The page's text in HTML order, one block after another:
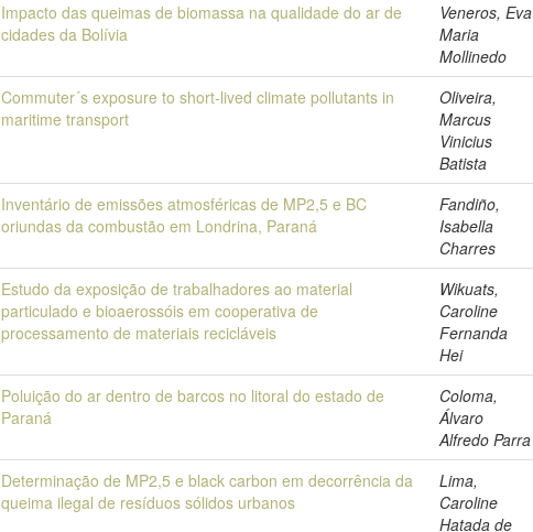
Impacto das queimas de biomassa na qualidade do ar de
cidades da Bolívia
Veneros, Eva
Maria
Mollinedo
Commuter´s exposure to short-lived climate pollutants in
maritime transport
Oliveira,
Marcus
Vinicius
Batista
Inventário de emissões atmosféricas de MP2,5 e BC
oriundas da combustão em Londrina, Paraná
Fandiño,
Isabella
Charres
Estudo da exposição de trabalhadores ao material
particulado e bioaerossóis em cooperativa de
processamento de materiais recicláveis
Wikuats,
Caroline
Fernanda
Hei
Poluição do ar dentro de barcos no litoral do estado de
Paraná
Coloma,
Álvaro
Alfredo Parra
Determinação de MP2,5 e black carbon em decorrência da
queima ilegal de resíduos sólidos urbanos
Lima,
Caroline
Hatada de